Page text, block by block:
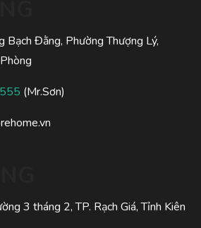
Đằng, Phường Thượng Lý,
(Mr.Sơn)
3 tháng 2, TP. Rạch Giá, Tỉnh Kiên